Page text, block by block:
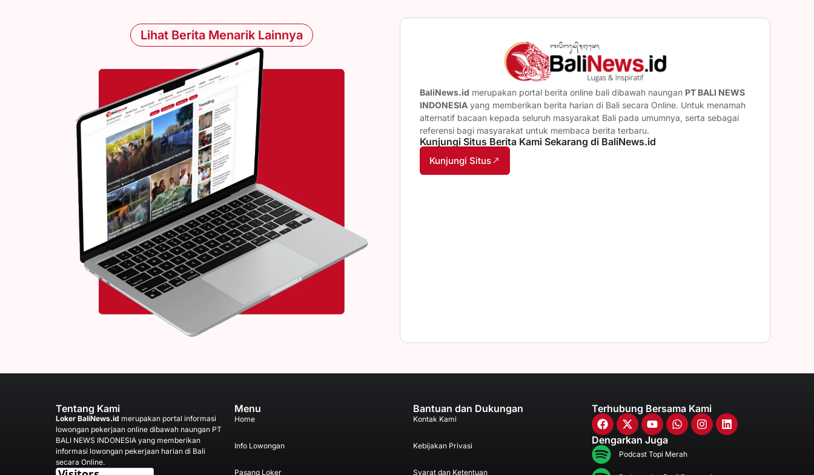
Lihat Berita Menarik Lainnya
BaliNews.id merupakan portal berita online bali dibawah naungan PT BALI NEWS
INDONESIA yang memberikan berita harian di Bali secara Online. Untuk menamah
alternatif bacaan kepada seluruh masyarakat Bali pada umumnya, serta sebagai
referensi bagi masyarakat untuk membaca berita terbaru.
Kunjungi Situs Berita Kami Sekarang di BaliNews.id
Kunjungi Situs
Tentang Kami
Loker BaliNews.id merupakan portal informasi
lowongan pekerjaan online dibawah naungan PT
BALI NEWS INDONESIA yang memberikan
informasi lowongan pekerjaan harian di Bali
secara Online.
Menu
Home
Info Lowongan
Pasang Loker
Bantuan dan Dukungan
Kontak Kami
Kebijakan Privasi
Syarat dan Ketentuan
Terhubung Bersama Kami
Dengarkan Juga
Podcast Topi Merah